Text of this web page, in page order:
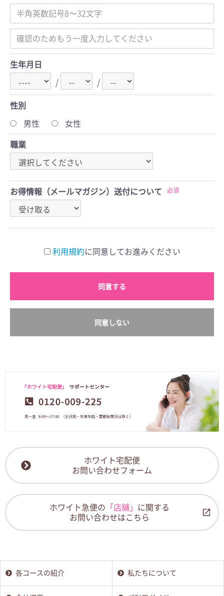
生年月日
/ /
性別
男性 女性
職業
お得情報（メールマガジン）送付について 必須
利用規約に同意してお進みください
同意する
同意しない
ホワイト宅配便
お問い合わせフォーム
ホワイト急便の 「店舗」
に関する
お問い合わせはこちら
各コースの紹介 私たちについて
各コースの紹介
会社概要 ご利用ガイド
賠償規定
特定商取引法に基づく表記 プライバシーポリシー